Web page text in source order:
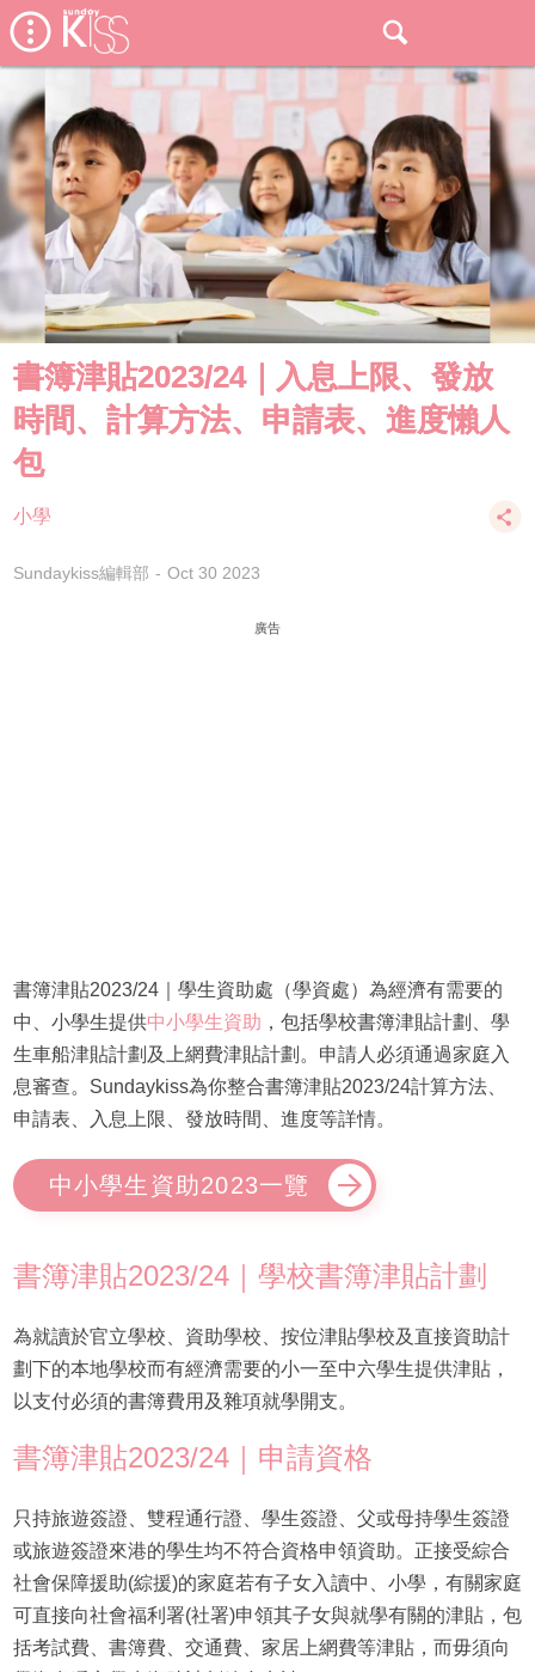
書簿津貼2023/24｜入息上限、發放
時間、計算方法、申請表、進度懶人
包
小學
Sundaykiss編輯部 Oct 30 2023
廣告
書簿津貼2023/24｜學生資助處（學資處）為經濟有需要的
中、小學生提供中小學生資助 ，包括學校書簿津貼計劃、學
生車船津貼計劃及上網費津貼計劃。申請人必須通過家庭入
息審查。Sundaykiss為你整合書簿津貼2023/24計算方法、
申請表、入息上限、發放時間、進度等詳情。
中小學生資助2023一覽
書簿津貼2023/24｜學校書簿津貼計劃
為就讀於官立學校、資助學校、按位津貼學校及直接資助計
劃下的本地學校而有經濟需要的小一至中六學生提供津貼，
以支付必須的書簿費用及雜項就學開支。
書簿津貼2023/24｜申請資格
只持旅遊簽證、雙程通行證、學生簽證、父或母持學生簽證
或旅遊簽證來港的學生均不符合資格申領資助。正接受綜合
社會保障援助(綜援)的家庭若有子女入讀中、小學，有關家庭
可直接向社會福利署(社署)申領其子女與就學有關的津貼，包
括考試費、書簿費、交通費、家居上網費等津貼，而毋須向